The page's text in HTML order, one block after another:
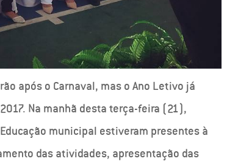
após o Carnaval, mas o Ano Letivo já
Na manhã desta terça-feira (21),
municipal estiveram presentes à
das atividades, apresentação das